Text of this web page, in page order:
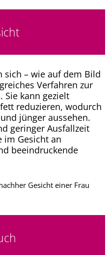
sich – wie auf dem Bild
Verfahren zur
Sie kann gezielt
reduzieren, wodurch
jünger aussehen.
geringer Ausfallzeit
im Gesicht an
beeindruckende